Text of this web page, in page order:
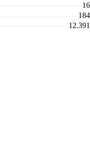
16
184
12.391